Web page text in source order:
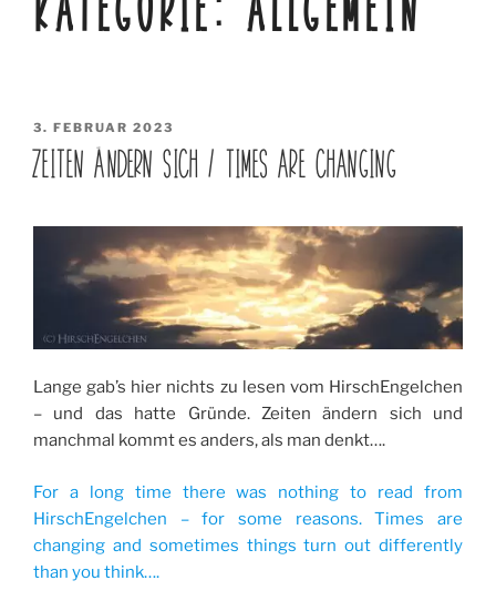
KATEGORIE: ALLGEMEIN
VERÖFFENTLICHT
AM
3. FEBRUAR 2023
ZEITEN ÄNDERN SICH / TIMES ARE CHANGING
Lange gab’s hier nichts zu lesen vom HirschEngelchen
– und das hatte Gründe. Zeiten ändern sich und
manchmal kommt es anders, als man denkt….
For a long time there was nothing to read from
HirschEngelchen – for some reasons. Times are
changing and sometimes things turn out differently
than you think….